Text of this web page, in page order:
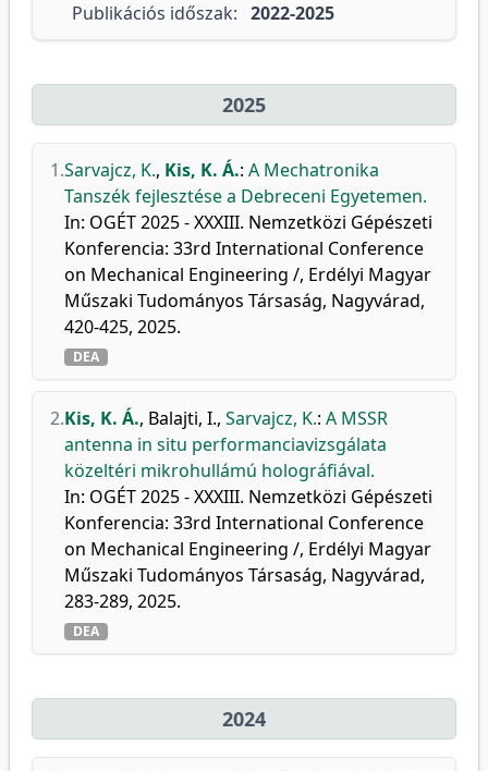
Publikációs időszak: 2022-2025
2025
1.Sarvajcz, K., Kis, K. Á.: A Mechatronika
Tanszék fejlesztése a Debreceni Egyetemen.
In: OGÉT 2025 - XXXIII. Nemzetközi Gépészeti
Konferencia: 33rd International Conference
on Mechanical Engineering /, Erdélyi Magyar
Műszaki Tudományos Társaság, Nagyvárad,
420-425, 2025.
DEA
2.Kis, K. Á., Balajti, I., Sarvajcz, K.: A MSSR
antenna in situ performanciavizsgálata
közeltéri mikrohullámú holográfiával.
In: OGÉT 2025 - XXXIII. Nemzetközi Gépészeti
Konferencia: 33rd International Conference
on Mechanical Engineering /, Erdélyi Magyar
Műszaki Tudományos Társaság, Nagyvárad,
283-289, 2025.
DEA
2024